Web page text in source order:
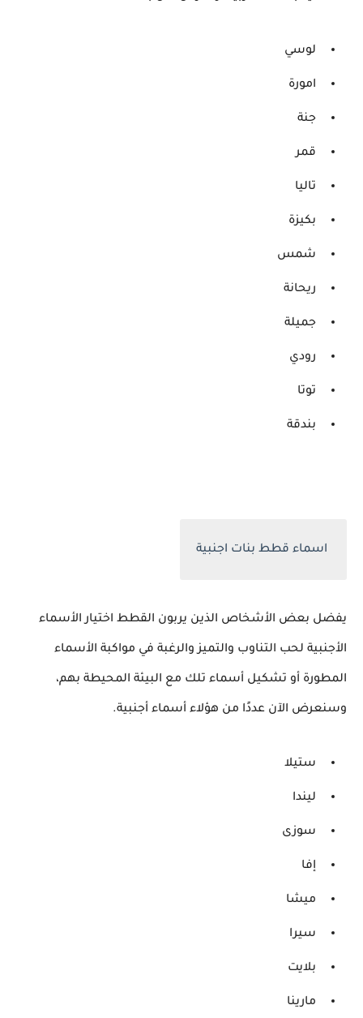
لوسي
امورة
جنة
قمر
تاليا
بكيزة
شمس
ريحانة
جميلة
رودي
توتا
بندقة
اسماء قطط بنات اجنبية
يفضل بعض الأشخاص الذين يربون القطط اختيار الأسماء
الأجنبية لحب التناوب والتميز والرغبة في مواكبة الأسماء
المطورة أو تشكيل أسماء تلك مع البيئة المحيطة بهم،
وسنعرض الآن عددًا من هؤلاء أسماء أجنبية.
ستيلا
ليندا
سوزى
إفا
ميشا
سيرا
بلايت
مارينا